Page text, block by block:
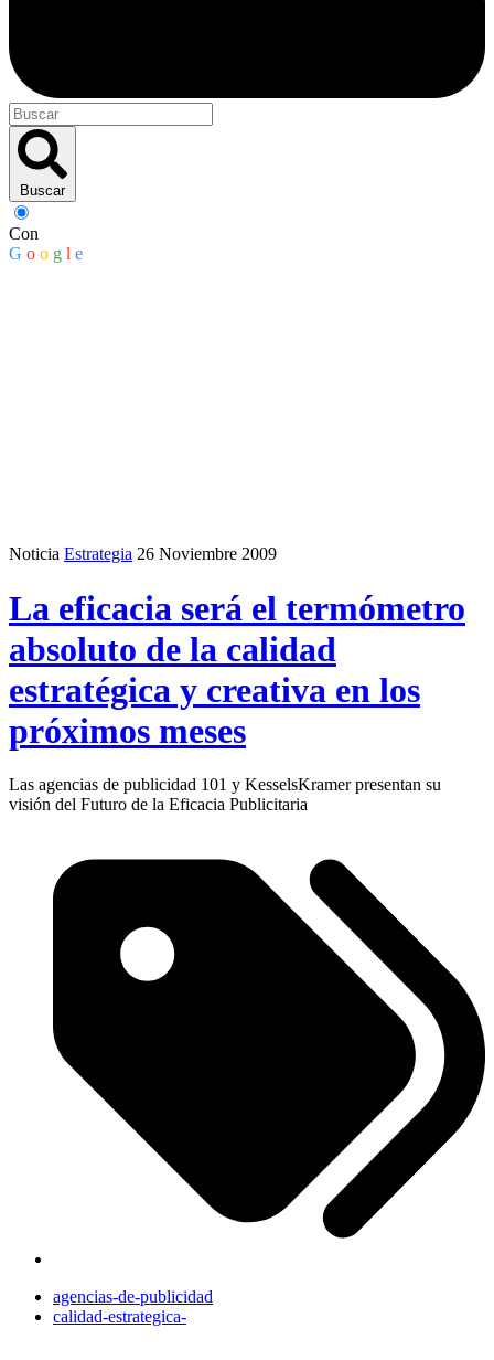
Buscar
Con
G o o g l e
Noticia Estrategia 26 Noviembre 2009
La eficacia será el termómetro
absoluto de la calidad
estratégica y creativa en los
próximos meses
Las agencias de publicidad 101 y KesselsKramer presentan su
visión del Futuro de la Eficacia Publicitaria
agencias-de-publicidad
calidad-estrategica-